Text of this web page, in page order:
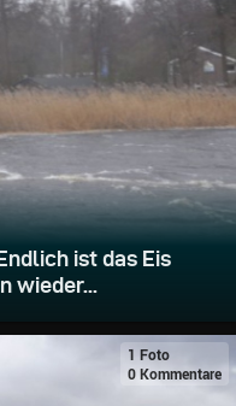
ist das Eis
wieder...
1 Foto
0 Kommentare